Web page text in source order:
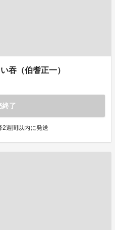
吞（伯耆正一）
終了
2週間以内に発送